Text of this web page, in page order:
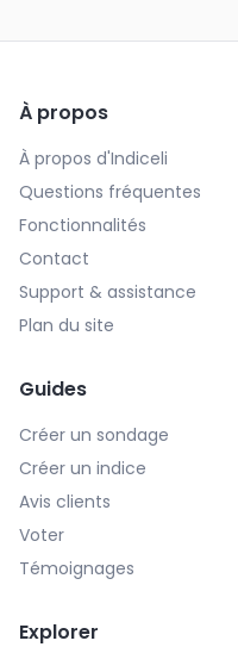
À propos
À propos d'Indiceli
Questions fréquentes
Fonctionnalités
Contact
Support & assistance
Plan du site
Guides
Créer un sondage
Créer un indice
Avis clients
Voter
Témoignages
Explorer